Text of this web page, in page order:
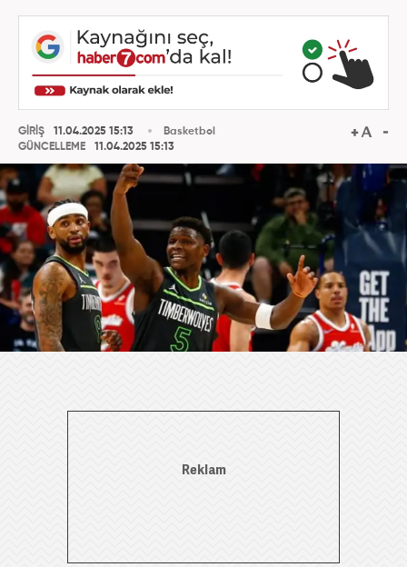
GİRİŞ
11.04.2025 15:13
GÜNCELLEME
11.04.2025 15:13
Basketbol